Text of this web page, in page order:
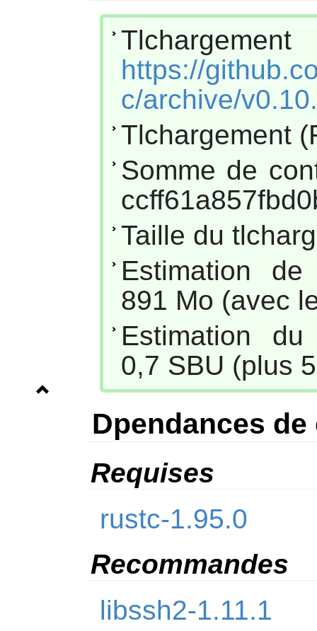
https://
c/archive/
Tlchargement
Somme de
Taille du
Estimation
891 Mo (avec
Estimation
0,7 SBU (plus
Dpendances
Requises
rustc-1.95.0
Recommandes
libssh2-1.11.1